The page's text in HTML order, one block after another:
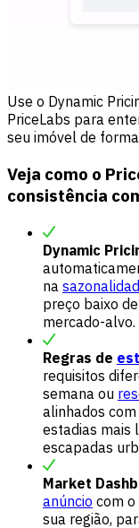
Use o Dynamic
PriceLabs para
seu imóvel de
Veja como o
consistência
Dynamic
na
preço baixo
mercado-alvo.
Regras de
requisitos
semana ou
alinhados
estadias mais
escapadas
Market
anúncio com
sua região,